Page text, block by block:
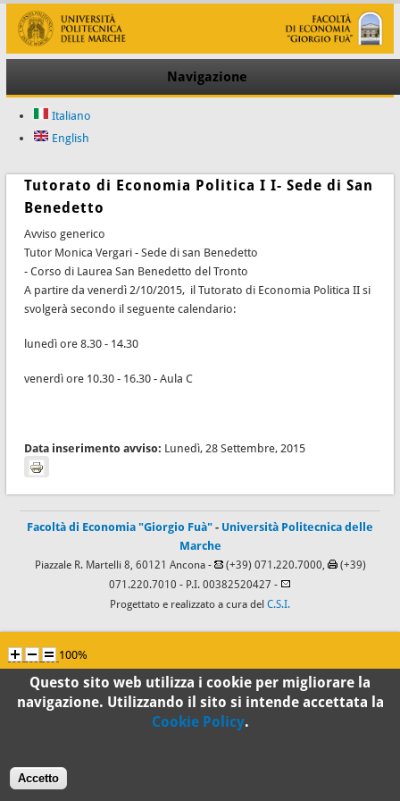
Navigazione
Italiano
English
Tutorato di Economia Politica I I- Sede di San
Benedetto
Avviso generico
Tutor Monica Vergari - Sede di san Benedetto
- Corso di Laurea San Benedetto del Tronto
A partire da venerdì 2/10/2015, il Tutorato di Economia Politica II si
svolgerà secondo il seguente calendario:
lunedì ore 8.30 - 14.30
venerdì ore 10.30 - 16.30 - Aula C
Data inserimento avviso: Lunedì, 28 Settembre, 2015
Facoltà di Economia "Giorgio Fuà" - Università Politecnica delle
Marche
Piazzale R. Martelli 8, 60121 Ancona - (+39) 071.220.7000,
(+39)
071.220.7010 - P.I. 00382520427 -
Progettato e realizzato a cura del C.S.I.
100%
Standard
Questo sito web utilizza i cookie per migliorare la
navigazione. Utilizzando il sito si intende accettata la
Cookie Policy.
Accetto